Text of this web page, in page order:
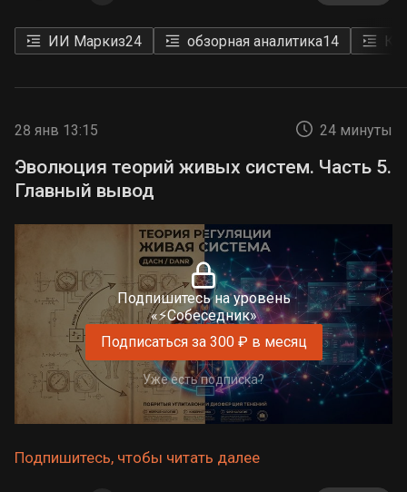
ИИ Маркиз24 обзорная аналитика14
28 янв 13:15 24 минуты
Эволюция теорий живых систем. Часть 5.
Главный вывод
Подпишитесь на уровень
«⚡Собеседник»
Подписаться за 300 ₽ в месяц
Уже есть подписка?
Подпишитесь, чтобы читать далее